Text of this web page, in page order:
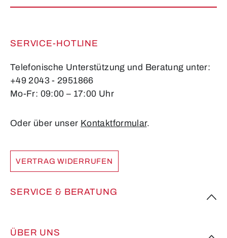
Pflichtfelder.
SERVICE-HOTLINE
Telefonische Unterstützung und Beratung unter:
+49 2043 - 2951866
Mo-Fr: 09:00 – 17:00 Uhr
Oder über unser Kontaktformular.
VERTRAG WIDERRUFEN
SERVICE & BERATUNG
ÜBER UNS